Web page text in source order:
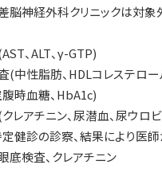
神経外科クリニックは対象
、ALT、γ-GTP)
(中性脂肪、HDLコレステロー
時血糖、HbA1c)
レアチニン、尿潜血、尿ウロ
健診の診察、結果により医
検査、クレアチニン